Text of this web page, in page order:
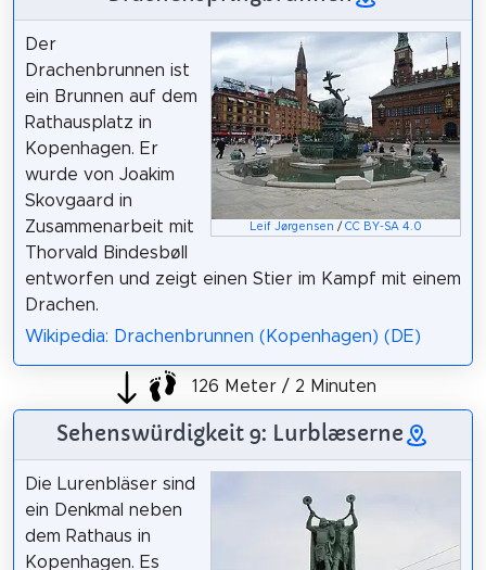
Leif Jørgensen /CC BY-SA 4.0
Der
Drachenbrunnen ist
ein Brunnen auf dem
Rathausplatz in
Kopenhagen. Er
wurde von Joakim
Skovgaard in
Zusammenarbeit mit
Thorvald Bindesbøll
entworfen und zeigt einen Stier im Kampf mit einem
Drachen.
Wikipedia: Drachenbrunnen (Kopenhagen) (DE)
126 Meter / 2 Minuten
Sehenswürdigkeit 9: Lurblæserne
Die Lurenbläser sind
ein Denkmal neben
dem Rathaus in
Kopenhagen. Es